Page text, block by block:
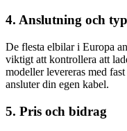
4. Anslutning och
De flesta elbilar i Europa
viktigt att kontrollera att
modeller levereras med
ansluter din egen kabel.
5. Pris och bidrag